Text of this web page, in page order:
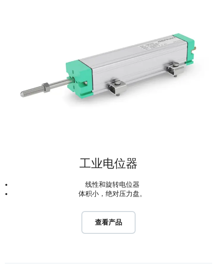
工业电位器
线性和旋转电位器
体积小，绝对压力盘。
查看产品